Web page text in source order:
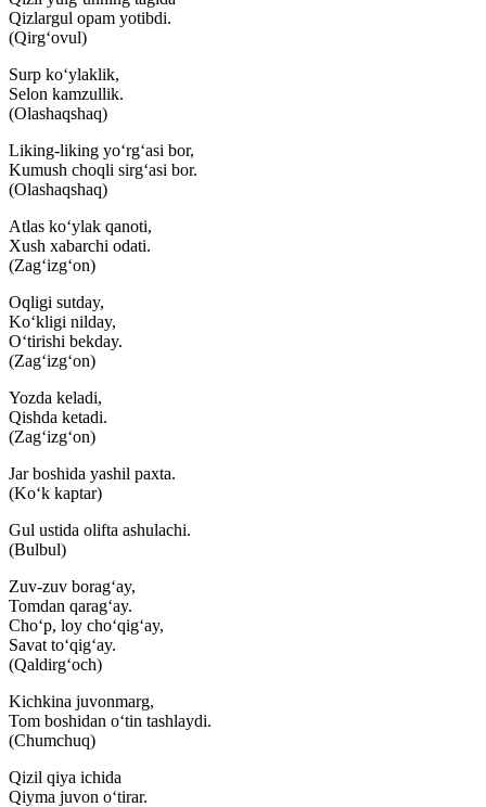
Qizlargul opam yotibdi.
(Qirg‘ovul)
Surp ko‘ylaklik,
Selon kamzullik.
(Olashaqshaq)
Liking-liking yo‘rg‘asi bor,
Kumush choqli sirg‘asi bor.
(Olashaqshaq)
Atlas ko‘ylak qanoti,
Xush xabarchi odati.
(Zag‘izg‘on)
Oqligi sutday,
Ko‘kligi nilday,
O‘tirishi bekday.
(Zag‘izg‘on)
Yozda keladi,
Qishda ketadi.
(Zag‘izg‘on)
Jar boshida yashil paxta.
(Ko‘k kaptar)
Gul ustida olifta ashulachi.
(Bulbul)
Zuv-zuv borag‘ay,
Tomdan qarag‘ay.
Cho‘p, loy cho‘qig‘ay,
Savat to‘qig‘ay.
(Qaldirg‘och)
Kichkina juvonmarg,
Tom boshidan o‘tin tashlaydi.
(Chumchuq)
Qizil qiya ichida
Qiyma juvon o‘tirar.